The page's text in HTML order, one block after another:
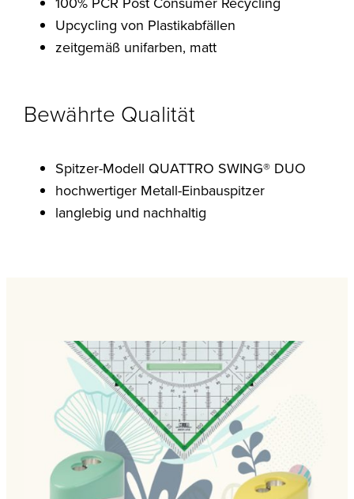
Upcycling von Plastikabfällen
zeitgemäß unifarben, matt
Bewährte Qualität
Spitzer-Modell QUATTRO SWING® DUO
hochwertiger Metall-Einbauspitzer
langlebig und nachhaltig